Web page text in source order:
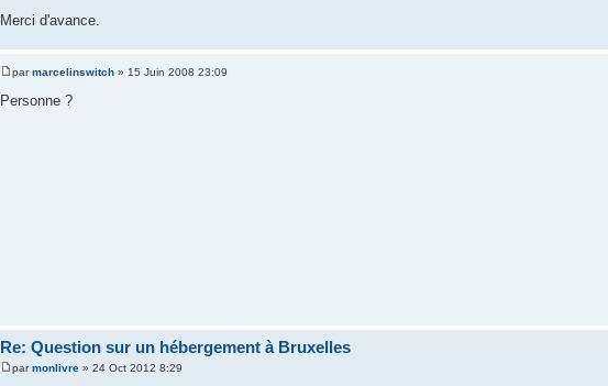
Merci d'avance.
parmarcelinswitch » 15 Juin 2008 23:09
Personne ?
Re: Question sur un hébergement à Bruxelles
parmonlivre » 24 Oct 2012 8:29